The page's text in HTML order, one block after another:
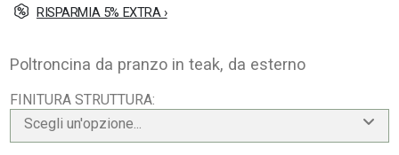
RISPARMIA 5% EXTRA ›
Poltroncina da pranzo in teak, da esterno
FINITURA STRUTTURA
Scegli un'opzione...